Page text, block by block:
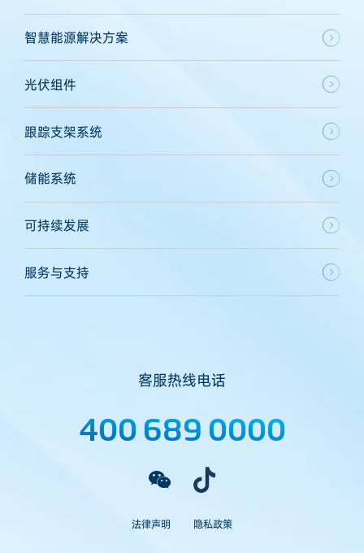
智慧能源解决方案
光伏组件
跟踪支架系统
储能系统
可持续发展
服务与支持
客服热线电话
400 689 0000
法律声明 隐私政策